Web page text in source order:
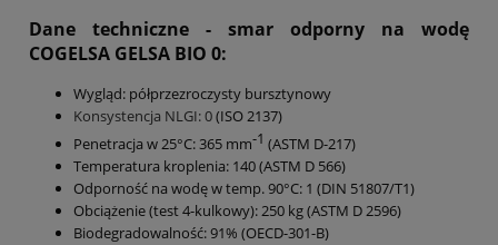
Dane techniczne - smar odporny na wodę
COGELSA GELSA BIO 0:
Wygląd: półprzezroczysty bursztynowy
Konsystencja NLGI: 0(ISO 2137)
Penetracja w 25°C: 365 mm-1 (ASTM D-217)
Temperatura kroplenia: 140 (ASTM D 566)
Odporność na wodę w temp. 90°C: 1 (DIN 51807/T1)
Obciążenie (test 4-kulkowy): 250 kg (ASTM D 2596)
Biodegradowalność: 91% (OECD-301-B)